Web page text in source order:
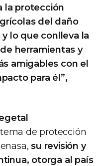
la protección
del daño
lo que conlleva la
herramientas y
amigables con el
para él”,
de protección
su revisión y
otorga al país